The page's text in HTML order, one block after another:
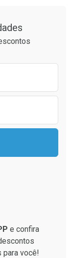
e confira
para você!